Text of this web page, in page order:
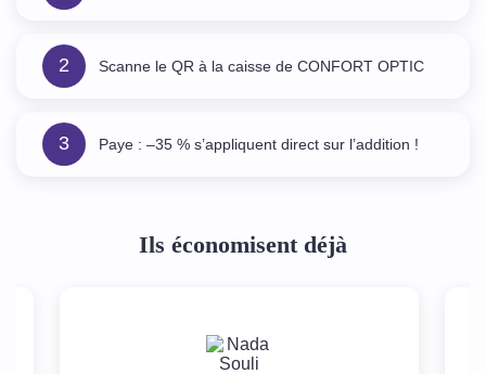
2 Scanne le QR à la caisse de CONFORT OPTIC
3 Paye : –35 % s’appliquent direct sur l’addition !
Ils économisent déjà